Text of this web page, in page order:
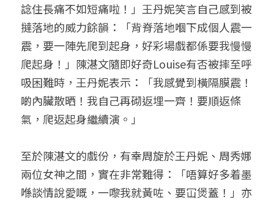
諗住長痛不如短痛啦！」王丹妮笑言自己感到被
撻落地的威力餘韻：「背脊落地嗰下成個人震一
震，要一陣先爬到起身，好彩場戲都係要我慢慢
爬起身！」陳湛文隨即好奇Louise有否被摔至呼
吸困難時，王丹妮表示：「我感覺到橫隔膜震！
啲內臟散晒！我自己再砌返埋一齊！要順返條
氣，爬返起身繼續演。」
至於陳湛文的戲份，有幸周旋於王丹妮、周秀娜
兩位女神之間，實在非常難得：「唔算好多着墨
喺談情說愛嘅，一嚟我就黃咗、要冚煲蓋！」亦